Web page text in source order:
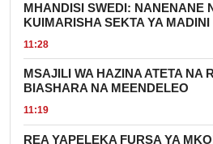
MHANDISI SWEDI: NANENANE
KUIMARISHA SEKTA YA MADINI
11:28
MSAJILI WA HAZINA ATETA NA
BIASHARA NA MEENDELEO
11:19
REA YAPELEKA FURSA YA